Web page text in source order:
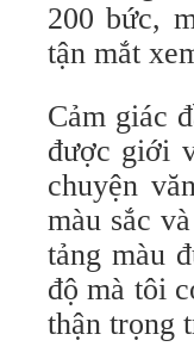
200 bức,
tận mắt
Cảm giác
được giới
chuyện
màu sắc
tảng màu
độ mà tôi
thận trọng